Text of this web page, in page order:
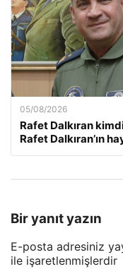
05/08/2026
Rafet Dalkıran
Rafet Dalkıran’ın
Bir yanıt yazın
E-posta adresiniz
ile işaretlenmişlerdir